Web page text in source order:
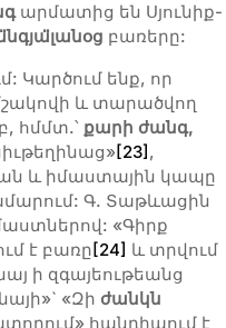
արմատից են Սյունիք-
նգյալանօց բառերը:
Կարծում ենք, որ
և տարածվող
հմմտ.՝ քարի ժանգ,
[23] ,
և իմաստային կապը
Գ. Տաթևացին
«Գիրք
է բառը [24] և տրվում
ի զգայեութեանց
«Զի ժանկն
հանդիպում է